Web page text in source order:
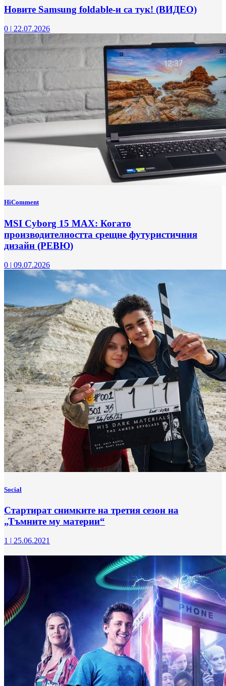
Новите Samsung foldable-и са тук! (ВИДЕО)
0 | 22.07.2026
HiComment
MSI Cyborg 15 MAX: Когато
производителността срещне футуристичния
дизайн (РЕВЮ)
0 | 09.07.2026
Social
Стартират снимките на третия сезон на
„Тъмните му материи“
1 | 25.06.2021